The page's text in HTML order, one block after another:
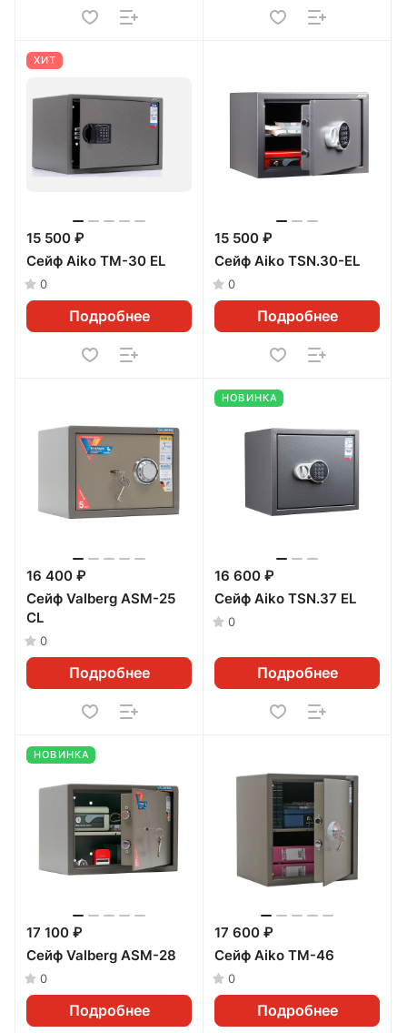
ХИТ
15 500 ₽
Сейф Aiko ТМ-30 EL
0
Подробнее
15 500 ₽
Сейф Aiko TSN.30-EL
0
Подробнее
16 400 ₽
Сейф Valberg ASM-25
СL
0
Подробнее
НОВИНКА
16 600 ₽
Сейф Aiko TSN.37 EL
0
Подробнее
НОВИНКА
17 100 ₽
Сейф Valberg ASM-28
0
Подробнее
17 600 ₽
Сейф Aiko ТМ-46
0
Подробнее